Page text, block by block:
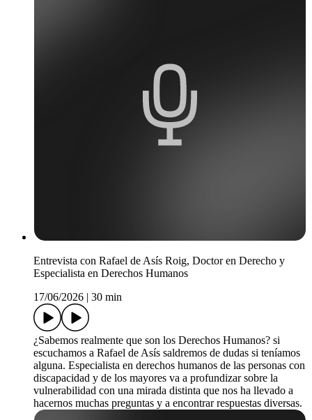
Entrevista con Rafael de Asís Roig, Doctor en Derecho y
Especialista en Derechos Humanos
17/06/2026 | 30 min
¿Sabemos realmente que son los Derechos Humanos? si
escuchamos a Rafael de Asís saldremos de dudas si teníamos
alguna. Especialista en derechos humanos de las personas con
discapacidad y de los mayores va a profundizar sobre la
vulnerabilidad con una mirada distinta que nos ha llevado a
hacernos muchas preguntas y a encontrar respuestas diversas.